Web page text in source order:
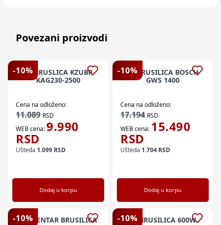
Povezani proizvodi
-10%
EL BRUSLICA KZUBR
KAG230-2500
Cena na odloženo:
11.089 RSD
WEB cena:9.990
RSD
Ušteda 1.099 RSD
Dodaj u korpu
-10%
EL BRUSILICA BOSCH
GWS 1400
Cena na odloženo:
17.194 RSD
WEB cena: 15.490
RSD
Ušteda 1.704 RSD
Dodaj u korpu
-10%
EKSCENTAR BRUSILICA
-10%
EL BRUSILICA 600W